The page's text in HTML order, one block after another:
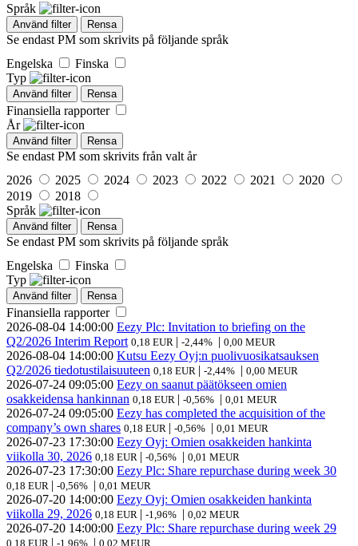
Språk
Använd filter Rensa
Se endast PM som skrivits på följande språk
Engelska
Finska
Typ
Använd filter Rensa
Finansiella rapporter
År
Använd filter Rensa
Se endast PM som skrivits från valt år
2026
2025 2024 2023 2022 2021
2020
2019
2018
Språk
Använd filter Rensa
Se endast PM som skrivits på följande språk
Engelska
Finska
Typ
Använd filter Rensa
Finansiella rapporter
2026-08-04 14:00:00 Eezy Plc: Invitation to briefing on the
Q2/2026 Interim Report 0,18 EUR | -2,44% | 0,00 MEUR
2026-08-04 14:00:00 Kutsu Eezy Oyj:n puolivuosikatsauksen
Q2/2026 tiedotustilaisuuteen 0,18 EUR | -2,44% | 0,00 MEUR
2026-07-24 09:05:00 Eezy on saanut päätökseen omien
osakkeidensa hankinnan 0,18 EUR | -0,56% | 0,01 MEUR
2026-07-24 09:05:00 Eezy has completed the acquisition of the
company’s own shares 0,18 EUR | -0,56% | 0,01 MEUR
2026-07-23 17:30:00 Eezy Oyj: Omien osakkeiden hankinta
viikolla 30, 2026 0,18 EUR | -0,56% | 0,01 MEUR
2026-07-23 17:30:00 Eezy Plc: Share repurchase during week 30
0,18 EUR | -0,56% | 0,01 MEUR
2026-07-20 14:00:00 Eezy Oyj: Omien osakkeiden hankinta
viikolla 29, 2026 0,18 EUR | -1,96% | 0,02 MEUR
2026-07-20 14:00:00 Eezy Plc: Share repurchase during week 29
0,18 EUR | -1,96% | 0,02 MEUR